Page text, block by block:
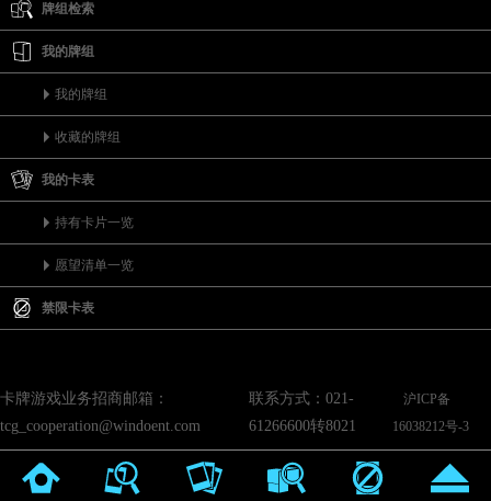
牌组检索
我的牌组
我的牌组
收藏的牌组
我的卡表
持有卡片一览
愿望清单一览
禁限卡表
卡牌游戏业务招商邮箱：
tcg_cooperation@windoent.com
联系方式：021-
61266600转8021
沪ICP备
16038212号-3